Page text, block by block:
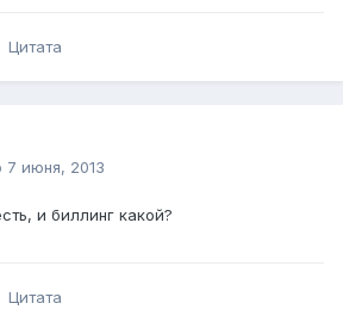
Цитата
7 июня, 2013
и биллинг какой?
Цитата